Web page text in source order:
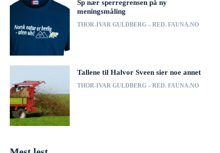
Sp nær sperregrensen på ny
meningsmåling
THOR-IVAR GULDBERG – RED. FAUNA.NO
Tallene til Halvor Sveen sier noe annet
THOR-IVAR GULDBERG – RED. FAUNA.NO